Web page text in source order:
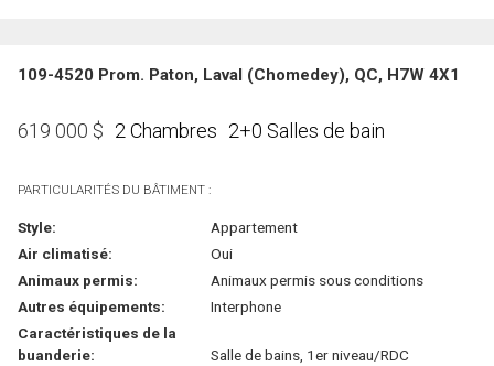
109-4520 Prom. Paton, Laval (Chomedey), QC, H7W 4X1
619 000 $ 2 Chambres 2+0 Salles de bain
PARTICULARITÉS DU BÂTIMENT :
Style:
Appartement
Air climatisé:
Oui
Animaux permis:
Animaux permis sous conditions
Autres équipements:
Interphone
Caractéristiques de la
buanderie:
Salle de bains, 1er niveau/RDC